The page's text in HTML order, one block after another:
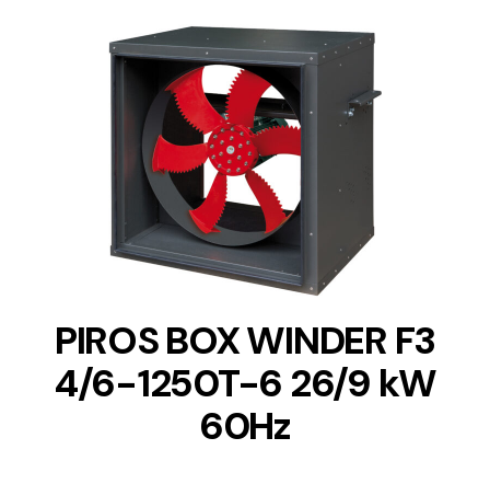
DETAILS
PIROS BOX WINDER F3
4/6-1250T-6 26/9 kW
60Hz